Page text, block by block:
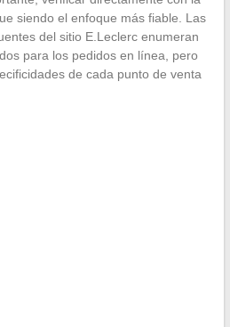
siendo el enfoque más fiable. Las
del sitio E.Leclerc enumeran
para los pedidos en línea, pero
de cada punto de venta